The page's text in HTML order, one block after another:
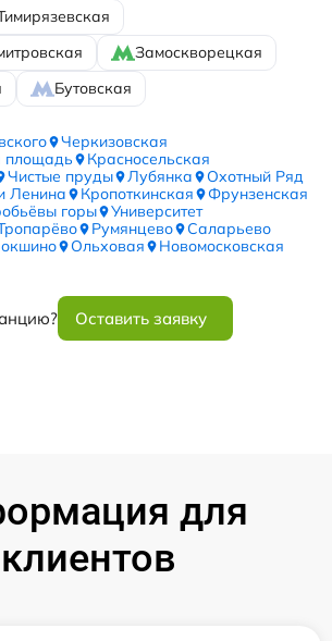
Замоскворецкая
Бутовская
Черкизовская
площадь
Красносельская
Чистые пруды Лубянка
Охотный Ряд
Ленина
Кропоткинская
Фрунзенская
горы
Университет
Румянцево
Саларьево
Ольховая
Новомосковская
Оставить заявку
для
клиентов